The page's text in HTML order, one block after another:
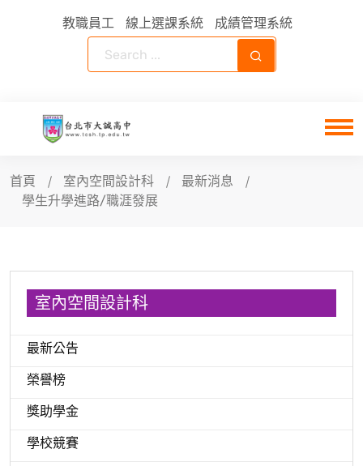
教職員工 線上選課系統 成績管理系統
首頁 室內空間設計科
最新消息
學生升學進路/職涯發展
室內空間設計科
最新公告
榮譽榜
獎助學金
學校競賽